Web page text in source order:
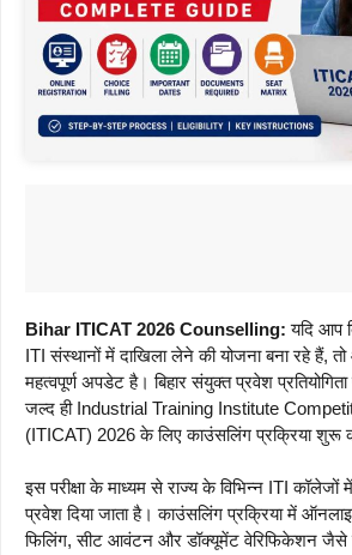
Bihar ITICAT 2026 Counselling: यदि आप
ITI संस्थानों में दाखिला लेने की योजना बना रहे हैं,
महत्वपूर्ण अपडेट है। बिहार संयुक्त प्रवेश प्रतियोगिता
जल्द ही Industrial Training Institute
(ITICAT) 2026 के लिए काउंसलिंग प्रक्रिया शुरू
इस परीक्षा के माध्यम से राज्य के विभिन्न ITI कॉलेजों में
प्रवेश दिया जाता है। काउंसलिंग प्रक्रिया में
फिलिंग, सीट आवंटन और डॉक्यूमेंट वेरिफिकेशन जैसे